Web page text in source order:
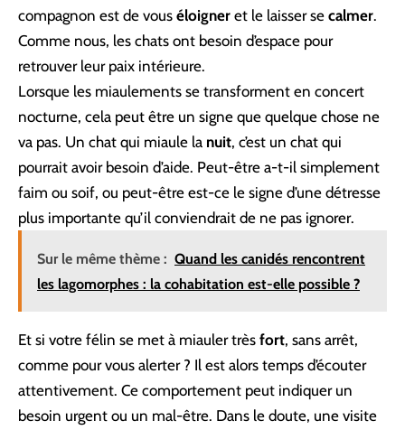
compagnon est de vous éloigner et le laisser se calmer.
Comme nous, les chats ont besoin d’espace pour
retrouver leur paix intérieure.
Lorsque les miaulements se transforment en concert
nocturne, cela peut être un signe que quelque chose ne
va pas. Un chat qui miaule la nuit, c’est un chat qui
pourrait avoir besoin d’aide. Peut-être a-t-il simplement
faim ou soif, ou peut-être est-ce le signe d’une détresse
plus importante qu’il conviendrait de ne pas ignorer.
Sur le même thème : Quand les canidés rencontrent
les lagomorphes : la cohabitation est-elle possible ?
Et si votre félin se met à miauler très fort, sans arrêt,
comme pour vous alerter ? Il est alors temps d’écouter
attentivement. Ce comportement peut indiquer un
besoin urgent ou un mal-être. Dans le doute, une visite